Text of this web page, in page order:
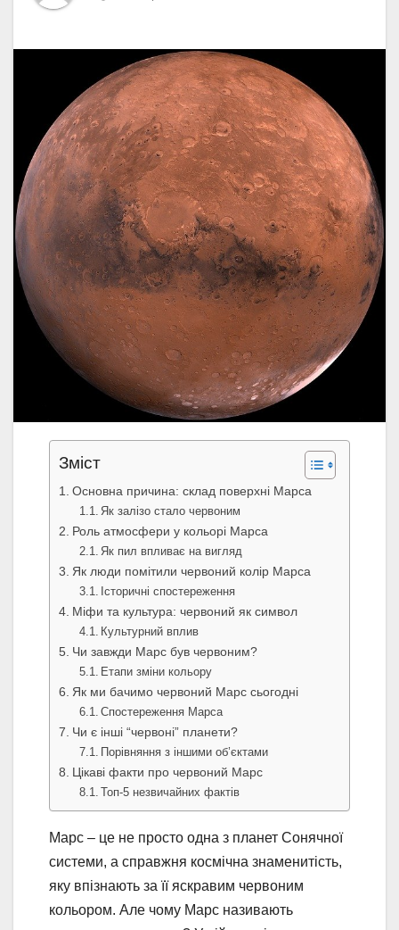
Зміст
Основна причина: склад поверхні Марса
Як залізо стало червоним
Роль атмосфери у кольорі Марса
Як пил впливає на вигляд
Як люди помітили червоний колір Марса
Історичні спостереження
Міфи та культура: червоний як символ
Культурний вплив
Чи завжди Марс був червоним?
Етапи зміни кольору
Як ми бачимо червоний Марс сьогодні
Спостереження Марса
Чи є інші “червоні” планети?
Порівняння з іншими об’єктами
Цікаві факти про червоний Марс
Топ-5 незвичайних фактів
Марс – це не просто одна з планет Сонячної
системи, а справжня космічна знаменитість,
яку впізнають за її яскравим червоним
кольором. Але чому Марс називають